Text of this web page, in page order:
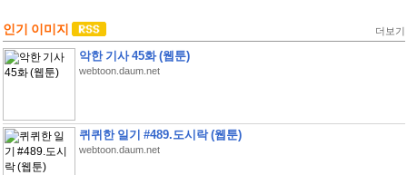
인기 이미지 더보기
악한 기사 45화 (웹툰)
webtoon.daum.net
퀴퀴한 일기 #489.도시락 (웹툰)
webtoon.daum.net